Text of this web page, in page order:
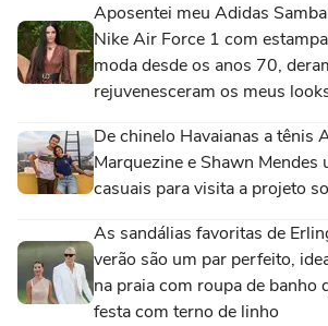
Aposentei meu Adidas
Nike Air Force 1 com
moda desde os anos 70,
rejuvenesceram os meus
De chinelo Havaianas a tênis
Marquezine e Shawn Mendes
casuais para visita a projeto
As sandálias favoritas de
verão são um par perfeito,
na praia com roupa de banho
festa com terno de linho